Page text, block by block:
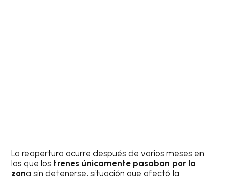
La reapertura ocurre después de varios meses en
los que los trenes únicamente pasaban por la
zona sin detenerse, situación que afectó la